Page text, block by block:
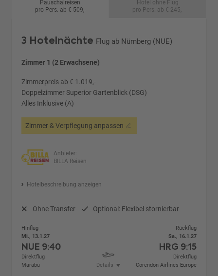
Pauschalreisen
pro Pers. ab € 509,-
Hotel ohne Flug
pro Pers. ab € 245,-
3 Hotelnächte Flug ab Nürnberg (NUE)
Zimmer 1 (2 Erwachsene)
Zimmerpreis ab € 1.019,-
Doppelzimmer Superior Gartenblick (DSG)
Alles Inklusive (A)
Zimmer & Verpflegung anpassen
Anbieter:
BILLA Reisen
Hotelbeschreibung anzeigen
Ohne Transfer Optional: Flexibel stornierbar
Hinflug
Mi., 13.1.27
NUE 9:40
Direktflug
Marabu
Details
Rückflug
Sa., 16.1.27
HRG 9:15
Direktflug
Corendon Airlines Europe